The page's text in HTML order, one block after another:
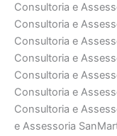
Consultoria e
Consultoria e
Consultoria e
Consultoria e
Consultoria e
Consultoria e
Consultoria e
e Assessoria